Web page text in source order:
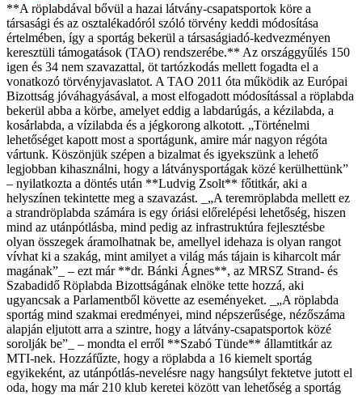
**A röplabdával bővül a hazai látvány-csapatsportok köre a
társasági és az osztalékadóról szóló törvény keddi módosítása
értelmében, így a sportág bekerül a társaságiadó-kedvezményen
keresztüli támogatások (TAO) rendszerébe.** Az országgyűlés 150
igen és 34 nem szavazattal, öt tartózkodás mellett fogadta el a
vonatkozó törvényjavaslatot. A TAO 2011 óta működik az Európai
Bizottság jóváhagyásával, a most elfogadott módosítással a röplabda
bekerül abba a körbe, amelyet eddig a labdarúgás, a kézilabda, a
kosárlabda, a vízilabda és a jégkorong alkotott. „Történelmi
lehetőséget kapott most a sportágunk, amire már nagyon régóta
vártunk. Köszönjük szépen a bizalmat és igyekszünk a lehető
legjobban kihasználni, hogy a látványsportágak közé kerülhettünk”
– nyilatkozta a döntés után **Ludvig Zsolt** főtitkár, aki a
helyszínen tekintette meg a szavazást. _„A teremröplabda mellett ez
a strandröplabda számára is egy óriási előrelépési lehetőség, hiszen
mind az utánpótlásba, mind pedig az infrastruktúra fejlesztésbe
olyan összegek áramolhatnak be, amellyel idehaza is olyan rangot
vívhat ki a szakág, mint amilyet a világ más tájain is kiharcolt már
magának”_ – ezt már **dr. Bánki Ágnes**, az MRSZ Strand- és
Szabadidő Röplabda Bizottságának elnöke tette hozzá, aki
ugyancsak a Parlamentből követte az eseményeket. _„A röplabda
sportág mind szakmai eredményei, mind népszerűsége, nézőszáma
alapján eljutott arra a szintre, hogy a látvány-csapatsportok közé
sorolják be”_ – mondta el erről **Szabó Tünde** államtitkár az
MTI-nek. Hozzáfűzte, hogy a röplabda a 16 kiemelt sportág
egyikeként, az utánpótlás-nevelésre nagy hangsúlyt fektetve jutott el
oda, hogy ma már 210 klub keretei között van lehetőség a sportág